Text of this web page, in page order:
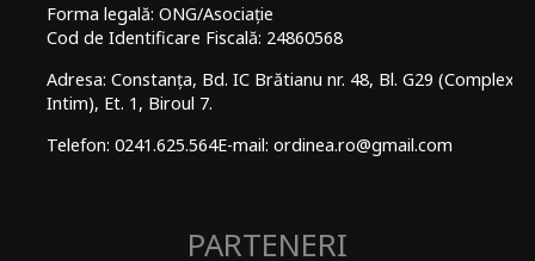
Forma legală: ONG/Asociație
Cod de Identificare Fiscală: 24860568
Adresa: Constanța, Bd. IC Brătianu nr. 48, Bl. G29 (Complex
Intim), Et. 1, Biroul 7.
Telefon: 0241.625.564E-mail: ordinea.ro@gmail.com
PARTENERI